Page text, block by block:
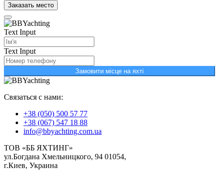
Заказать место
Text Input
Text Input
Замовити місце на яхті
Связаться с нами:
+38 (050) 500 57 77
+38 (067) 547 18 88
info@bbyachting.com.ua
ТОВ «ББ ЯХТИНГ»
ул.Богдана Хмельницкого, 94 01054,
г.Киев, Украина